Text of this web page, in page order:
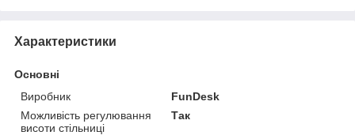
Характеристики
Основні
Виробник
FunDesk
Можливість регулювання
висоти стільниці
Так